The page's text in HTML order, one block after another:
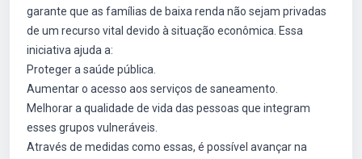
garante que as famílias de baixa renda não sejam privadas
de um recurso vital devido à situação econômica. Essa
iniciativa ajuda a:
Proteger a saúde pública.
Aumentar o acesso aos serviços de saneamento.
Melhorar a qualidade de vida das pessoas que integram
esses grupos vulneráveis.
Através de medidas como essas, é possível avançar na